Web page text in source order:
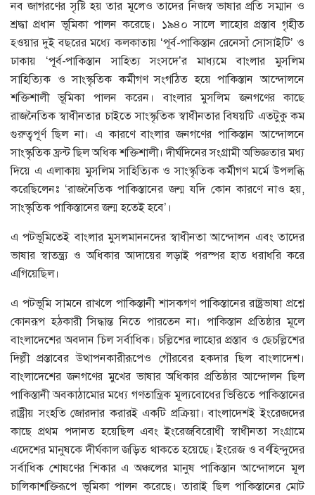
নব জাগরণের সৃষ্টি হয় তার মূলেও তাদের নিজস্ব ভাষার প্রতি সম্মান ও
শ্রদ্ধা প্রধান ভূমিকা পালন করেছে। ১৯৪০ সালে লাহোর প্রস্তাব গৃহীত
হওয়ার দুই বছরের মধ্যে কলকাতায় ‘পূর্ব-পাকিস্তান রেনেসাঁ সোসাইটি’ ও
ঢাকায় ‘পূর্ব-পাকিস্তান সাহিত্য সংসদে’র মাধ্যমে বাংলার মুসলিম
সাহিত্যিক ও সাংস্কৃতিক কর্মীগণ সংগঠিত হয়ে পাকিস্তান আন্দোলনে
শক্তিশালী ভূমিকা পালন করেন। বাংলার মুসলিম জনগণের কাছে
রাজনৈতিক স্বাধীনতার চাইতে সাংস্কৃতিক স্বাধীনতার বিষয়টি এতটুকু কম
গুরুত্বপূর্ণ ছিল না। এ কারণে বাংলার জনগণের পাকিস্তান আন্দোলনে
সাংস্কৃতিক ফ্রন্ট ছিল অধিক শক্তিশালী। দীর্ঘদিনের সংগ্রামী অভিজ্ঞতার মধ্য
দিয়ে এ এলাকায় মুসলিম সাহিত্যিক ও সাংস্কৃতিক কর্মীগণ মর্মে উপলব্ধি
করেছিলেনঃ ‘রাজনৈতিক পাকিস্তানের জন্ম যদি কোন কারণে নাও হয়,
সাংস্কৃতিক পাকিস্তানের জন্ম হতেই হবে’।
এ পটভূমিতেই বাংলার মুসলমাননদের স্বাধীনতা আন্দোলন এবং তাদের
ভাষার স্বাতন্ত্র্য ও অধিকার আদায়ের লড়াই পরস্পর হাত ধরাধরি করে
এগিয়েছিল।
এ পটভূমি সামনে রাখলে পাকিস্তানী শাসকগণ পাকিস্তানের রাষ্ট্রভাষা প্রশ্নে
কোনরূপ হঠকারী সিদ্ধান্ত নিতে পারতেন না। পাকিস্তান প্রতিষ্ঠার মূলে
বাংলাদেশের অবদান চিল সর্বাধিক। চল্লিশের লাহোর প্রস্তাব ও ছেচল্লিশের
দিল্লী প্রস্তাবের উত্থাপনকারীরূপেও গৌরবের হকদার ছিল বাংলাদেশ।
বাংলাদেশের জনগণের মুখের ভাষার অধিকার প্রতিষ্ঠার আন্দোলন ছিল
পাকিস্তানী অবকাঠামোর মধ্যে গণতান্ত্রিক মূল্যবোধের ভিত্তিতে পাকিস্তানের
রাষ্ট্রীয় সংহতি জোরদার করারই একটি প্রক্রিয়া। বাংলাদেশই ইংরেজদের
কাছে প্রথম পদানত হয়েছিল এবং ইংরেজবিরোধী স্বাধীনতা সংগ্রামে
এদেশের মানুষকে দীর্ঘকাল জড়িত থাকতে হয়েছে। ইংরেজ ও বর্ণহিন্দুদের
সর্বাধিক শোষণের শিকার এ অঞ্চলের মানুষ পাকিস্তান আন্দোলনে মূল
চালিকাশক্তিরূপে ভূমিকা পালন করেছে। তারাই ছিল পাকিস্তানের মোট